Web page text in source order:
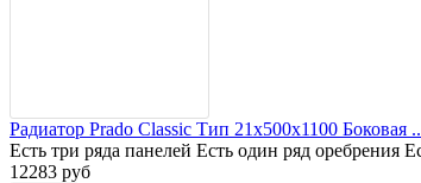
Радиатор Prado Classic Тип 21x500x1100 Боковая
Есть три ряда панелей Есть один ряд оребрения
12283 руб